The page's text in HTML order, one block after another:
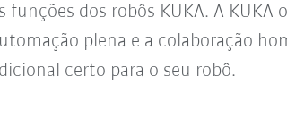
funções dos robôs KUKA. A KUKA
plena e a colaboração
certo para o seu robô.